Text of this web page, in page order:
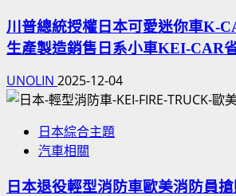
川普總統授權日本可愛迷你車K-
生產製造銷售日系小車KEI-CAR
UNOLIN 2025-12-04
日本綜合主題
汽車相關
日本退役輕型消防車歐美消防員